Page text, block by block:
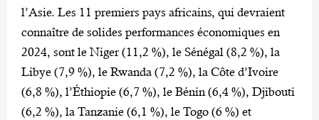
l’Asie. Les 11 premiers pays africains, qui devraient
connaître de solides performances économiques en
2024, sont le Niger (11,2 %), le Sénégal (8,2 %), la
Libye (7,9 %), le Rwanda (7,2 %), la Côte d’Ivoire
(6,8 %), l’Éthiopie (6,7 %), le Bénin (6,4 %), Djibouti
(6,2 %), la Tanzanie (6,1 %), le Togo (6 %) et